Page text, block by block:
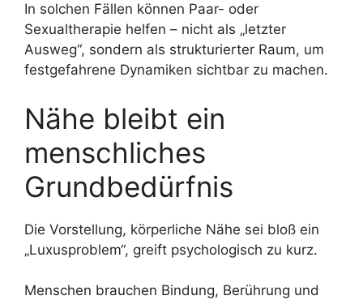
In solchen Fällen können Paar- oder
Sexualtherapie helfen – nicht als „letzter
Ausweg“, sondern als strukturierter Raum, um
festgefahrene Dynamiken sichtbar zu machen.
Nähe bleibt ein
menschliches
Grundbedürfnis
Die Vorstellung, körperliche Nähe sei bloß ein
„Luxusproblem“, greift psychologisch zu kurz.
Menschen brauchen Bindung, Berührung und